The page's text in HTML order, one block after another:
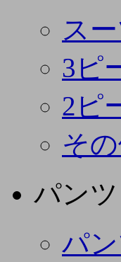
ス
3ピ
2ピ
そ
パン
パ